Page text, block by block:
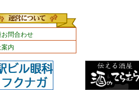
お問合わせ
内